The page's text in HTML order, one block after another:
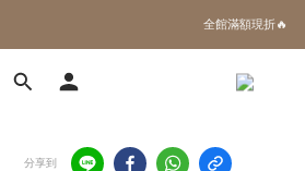
✨加入會員 即領100購物金
全館滿額現折🔥
加拿大Umbra．買千送百
分享到